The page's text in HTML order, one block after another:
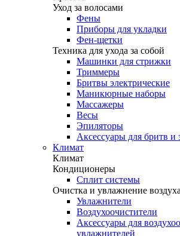
Уход за волосами
Фены
Приборы для укладки
Фен-щетки
Техника для ухода за собой
Машинки для стрижки
Триммеры
Бритвы электрические
Маникюрные наборы
Массажеры
Весы
Эпиляторы
Аксессуары для бритв и
Климат
Климат
Кондиционеры
Сплит системы
Очистка и увлажнение воздуха
Увлажнители
Воздухоочистители
Аксессуары для
увлажнителей